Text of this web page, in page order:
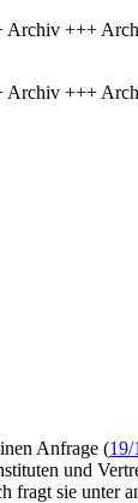
+++
+++
Anfrage (19/
und
fragt sie unter